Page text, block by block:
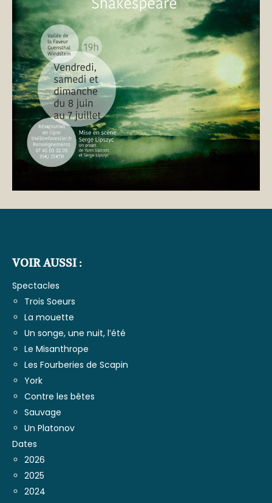
VOIR AUSSI :
Spectacles
Trois Soeurs
La mouette
Un songe, une nuit, l’été
Le Misanthrope
Les Fourberies de Scapin
York
Contre les bêtes
Sauvage
Un Platonov
Dates
2026
2025
2024